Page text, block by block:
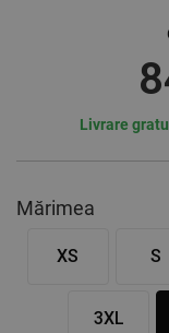
Livrare
Mărimea
XS S
3XL